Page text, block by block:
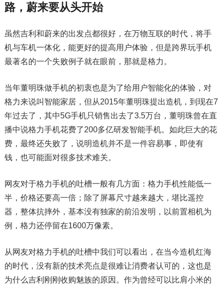
路，蔚来要从头开始
虽然吉利和蔚来的出发点都很好，在万物互联的时代，将手
机与车机一体化，能更好的提高用户体验，但是跨界玩手机
最著名的一个失败例子就在眼前，那就是格力。
当年董明珠做手机的初衷也是为了给用户智能化的体验，对
格力来说叫智能家居，但从2015年董明珠提出造机，到现在7
年过去了，其中5G手机只销售出去了3.5万台，董明珠曾在直
播中说格力手机花费了200多亿研发智能手机。如此巨大的花
费，最终还失败了，说明造机并不是一件容易事，即使有
钱，也可能面对很多技术难关。
网友对于格力手机的吐槽一般有几方面：格力手机性能低一
半，价格还要高一倍；除了屏幕尺寸越来越大，堪比遥控
器，整体抗摔外，基本没有独家的前沿发明，以前置相机为
例，格力还停留在1600万像素。
从网友对格力手机的吐槽中我们可以看出，在当今造机红海
的时代，没有新的技术亮点是很难让消费者认可的，这也是
为什么吉利刚刚收购魅族的原因。作为曾经可以比肩小米的